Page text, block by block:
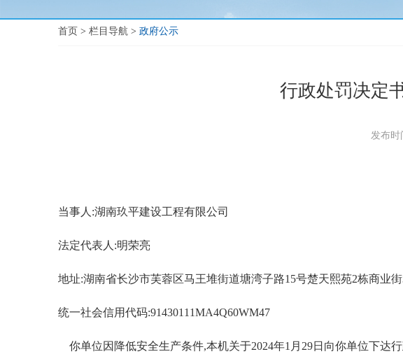
首页 > 栏目导航 > 政府公示
行政处罚决定
发布时
当事人:湖南玖平建设工程有限公司
法定代表人:明荣亮
地址:湖南省长沙市芙蓉区马王堆街道塘湾子路15号楚天熙苑2栋商业
统一社会信用代码:91430111MA4Q60WM47
你单位因降低安全生产条件,本机关于2024年1月29日向你单位下达